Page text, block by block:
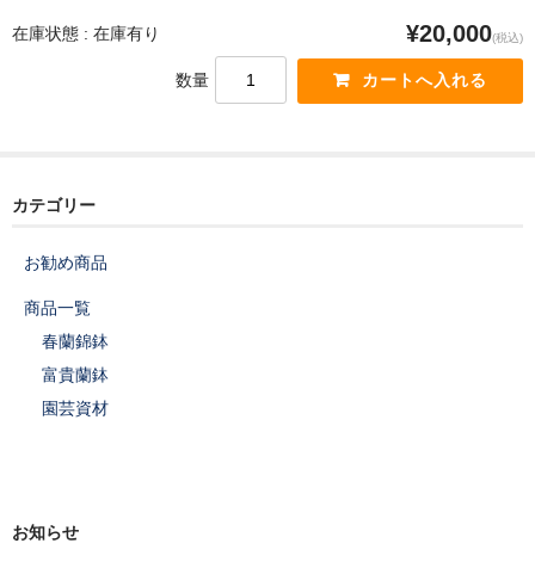
Instagram
在庫状態 : 在庫有り ¥20,000(税込)
数量
カテゴリー
お勧め商品
商品一覧
春蘭錦鉢
富貴蘭鉢
園芸資材
お知らせ